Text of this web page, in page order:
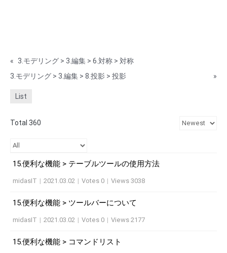
« 3.モデリング > 3.編集 > 6.対称 > 対称
3.モデリング > 3.編集 > 8.投影 > 投影
»
List
Total 360
15.便利な機能 > テーブルツールの使用方法
midasIT | 2021.03.02 | Votes 0 | Views 3038
15.便利な機能 > ツールバーについて
midasIT | 2021.03.02 | Votes 0 | Views 2177
15.便利な機能 > コマンドリスト